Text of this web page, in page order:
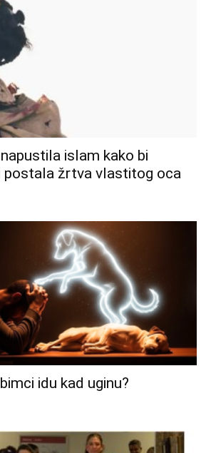
islam kako bi
postala žrtva vlastitog oca
idu kad uginu?